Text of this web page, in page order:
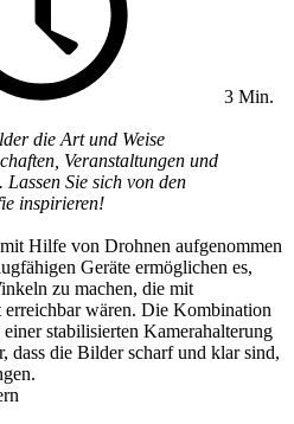
3 Min.
die Art und Weise
Veranstaltungen und
Lassen Sie sich von den
inspirieren!
Hilfe von Drohnen aufgenommen
Geräte ermöglichen es,
zu machen, die mit
wären. Die Kombination
stabilisierten Kamerahalterung
dass die Bilder scharf und klar sind,